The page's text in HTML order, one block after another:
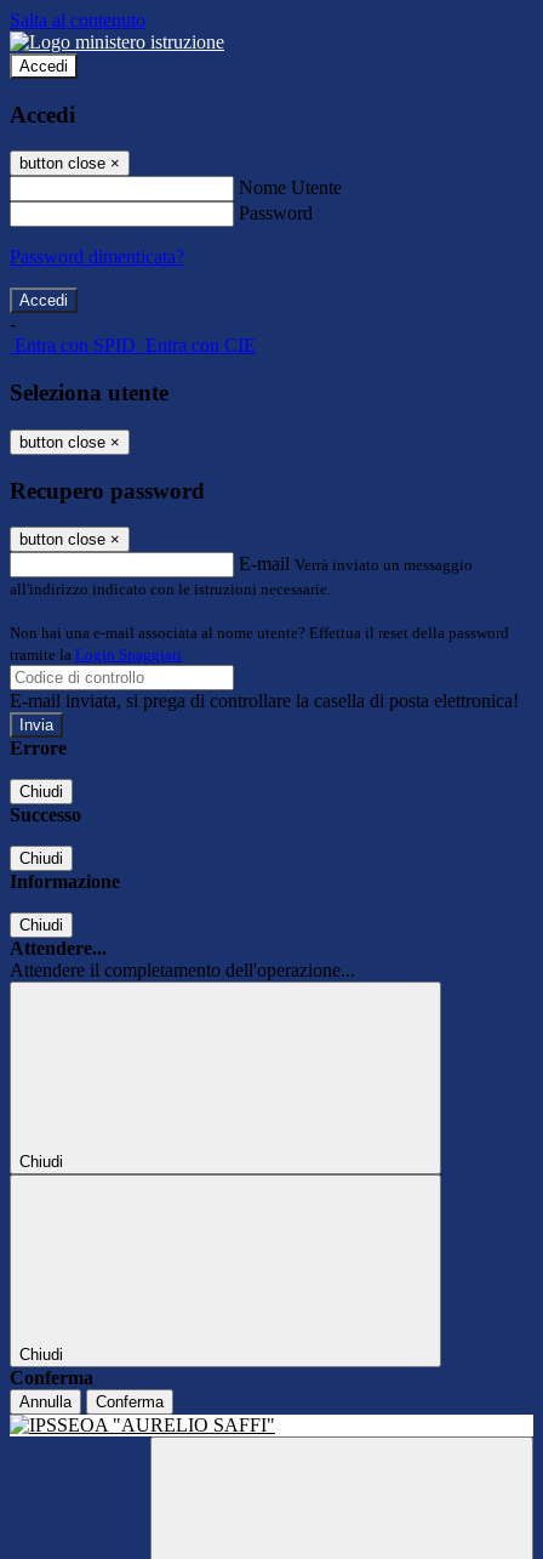
Salta al contenuto
Accedi
Accedi
button close ×
Nome Utente
Password
Password dimenticata?
-
Entra con SPID Entra con CIE
Seleziona utente
button close ×
Recupero password
button close ×
E-mail Verrà inviato un messaggio
all'indirizzo indicato con le istruzioni necessarie.
Non hai una e-mail associata al nome utente? Effettua il reset della password
tramite la Login Spaggiari
E-mail inviata, si prega di controllare la casella di posta elettronica!
Errore
Chiudi
Successo
Chiudi
Informazione
Chiudi
Attendere...
Attendere il completamento dell'operazione...
Chiudi
Chiudi
Conferma
Annulla Conferma